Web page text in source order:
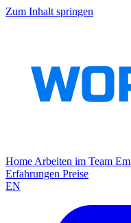
Zum Inhalt springen
Home Arbeiten im Team
Erfahrungen Preise
EN